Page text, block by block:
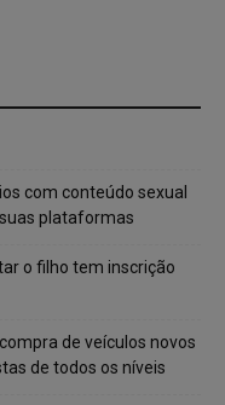
com conteúdo sexual
plataformas
o filho tem inscrição
de veículos novos
de todos os níveis